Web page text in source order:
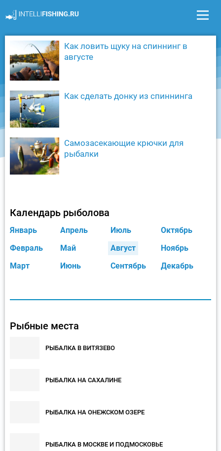
Как ловить щуку на спиннинг в
августе
Как сделать донку из спиннинга
Самозасекающие крючки для
рыбалки
Календарь рыболова
Январь
Февраль
Март
Апрель
Май
Июнь
Июль
Август
Сентябрь
Октябрь
Ноябрь
Декабрь
Рыбные места
РЫБАЛКА В ВИТЯЗЕВО
РЫБАЛКА НА САХАЛИНЕ
РЫБАЛКА НА ОНЕЖСКОМ ОЗЕРЕ
РЫБАЛКА В МОСКВЕ И ПОДМОСКОВЬЕ